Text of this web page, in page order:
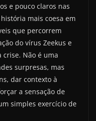
e pouco claros nas
mais coesa em
que percorrem
do vírus Zeekus e
Não é uma
surpresas, mas
dar contexto à
a sensação de
simples exercício de